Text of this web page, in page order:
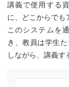
講義で使用する
に、どこからでも
このシステムを
き、教員は学生
しながら、講義す